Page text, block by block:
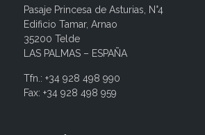
Pasaje Princesa de Asturias, N°4
Edificio Tamar, Arnao
35200 Telde
LAS PALMAS – ESPAÑA
Tfn.: +34 928 498 990
Fax: +34 928 498 959